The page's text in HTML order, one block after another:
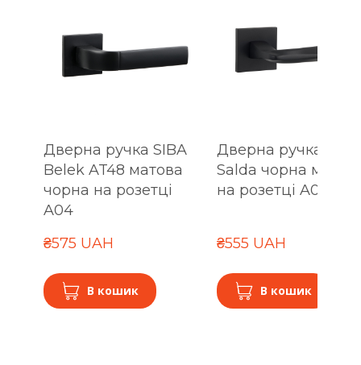
Дверна ручка SIBA
Belek AT48 матова
чорна на розетці
A04
₴575 UAH
В кошик
Дверна ручка SIBA
Salda чорна
на розетці A04
₴555 UAH
В кошик